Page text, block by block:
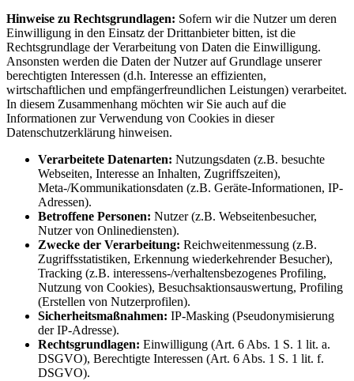
Hinweise zu Rechtsgrundlagen: Sofern wir die Nutzer um deren
Einwilligung in den Einsatz der Drittanbieter bitten, ist die
Rechtsgrundlage der Verarbeitung von Daten die Einwilligung.
Ansonsten werden die Daten der Nutzer auf Grundlage unserer
berechtigten Interessen (d.h. Interesse an effizienten,
wirtschaftlichen und empfängerfreundlichen Leistungen) verarbeitet.
In diesem Zusammenhang möchten wir Sie auch auf die
Informationen zur Verwendung von Cookies in dieser
Datenschutzerklärung hinweisen.
Verarbeitete Datenarten: Nutzungsdaten (z.B. besuchte
Webseiten, Interesse an Inhalten, Zugriffszeiten),
Meta-/Kommunikationsdaten (z.B. Geräte-Informationen, IP-
Adressen).
Betroffene Personen: Nutzer (z.B. Webseitenbesucher,
Nutzer von Onlinediensten).
Zwecke der Verarbeitung: Reichweitenmessung (z.B.
Zugriffsstatistiken, Erkennung wiederkehrender Besucher),
Tracking (z.B. interessens-/verhaltensbezogenes Profiling,
Nutzung von Cookies), Besuchsaktionsauswertung, Profiling
(Erstellen von Nutzerprofilen).
Sicherheitsmaßnahmen: IP-Masking (Pseudonymisierung
der IP-Adresse).
Rechtsgrundlagen: Einwilligung (Art. 6 Abs. 1 S. 1 lit. a.
DSGVO), Berechtigte Interessen (Art. 6 Abs. 1 S. 1 lit. f.
DSGVO).